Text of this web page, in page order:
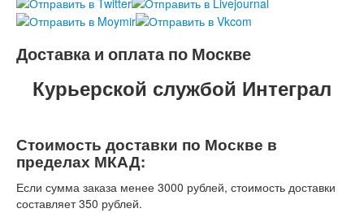
Доставка и оплата по Москве
Курьерской службой Интеграл
Стоимость доставки по Москве в
пределах МКАД:
Если сумма заказа менее 3000 рублей, стоимость доставки
составляет 350 рублей.